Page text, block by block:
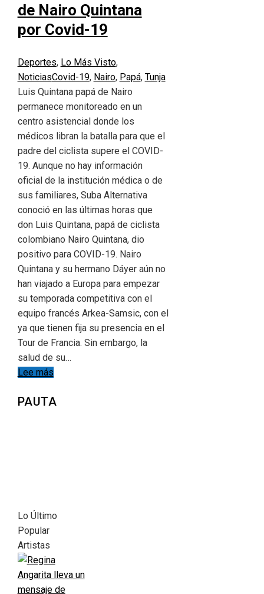
de Nairo Quintana
por Covid-19
Deportes, Lo Más Visto,
NoticiasCovid-19, Nairo, Papá, Tunja
Luis Quintana papá de Nairo
permanece monitoreado en un
centro asistencial donde los
médicos libran la batalla para que el
padre del ciclista supere el COVID-
19. Aunque no hay información
oficial de la institución médica o de
sus familiares, Suba Alternativa
conoció en las últimas horas que
don Luis Quintana, papá de ciclista
colombiano Nairo Quintana, dio
positivo para COVID-19. Nairo
Quintana y su hermano Dáyer aún no
han viajado a Europa para empezar
su temporada competitiva con el
equipo francés Arkea-Samsic, con el
ya que tienen fija su presencia en el
Tour de Francia. Sin embargo, la
salud de su…
Lee más
PAUTA
Lo Último
Popular
Artistas